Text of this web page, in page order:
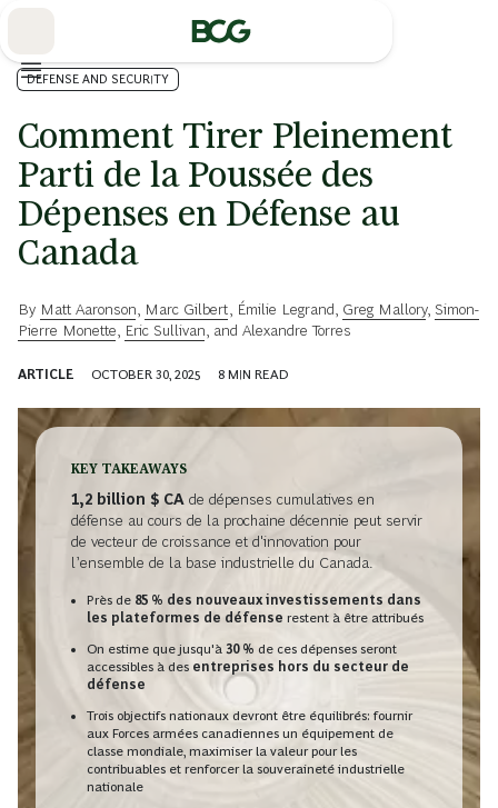
DEFENSE AND SECURITY
Comment Tirer Pleinement
Parti de la Poussée des
Dépenses en Défense au
Canada
By Matt Aaronson Marc Gilbert Émilie Legrand Greg Mallory, Simon-
Pierre Monette
Eric Sullivan , and Alexandre Torres
ARTICLE OCTOBER 30, 2025 8 MIN READ
KEY TAKEAWAYS
1,2 billion $ CA de dépenses cumulatives en
défense au cours de la prochaine décennie peut servir
de vecteur de croissance et d'innovation pour
l’ensemble de la base industrielle du Canada.
Près de 85 % des nouveaux investissements dans
les plateformes de défense restent à être attribués
On estime que jusqu'à 30 % de ces dépenses seront
accessibles à des entreprises hors du secteur de
défense
Trois objectifs nationaux devront être équilibrés: fournir
aux Forces armées canadiennes un équipement de
classe mondiale, maximiser la valeur pour les
contribuables et renforcer la souveraineté industrielle
nationale